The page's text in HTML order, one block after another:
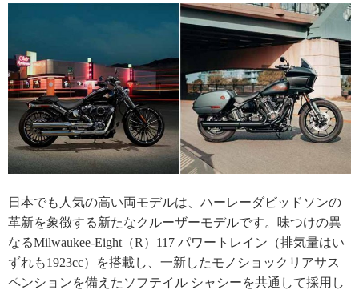
日本でも人気の高い両モデルは、ハーレーダビッドソンの
革新を象徴する新たなクルーザーモデルです。味つけの異
なるMilwaukee-Eight（R）117 パワートレイン（排気量はい
ずれも1923cc）を搭載し、一新したモノショックリアサス
ペンションを備えたソフテイル シャシーを共通して採用し